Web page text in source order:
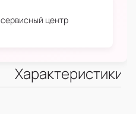
сервисный центр
Характеристики